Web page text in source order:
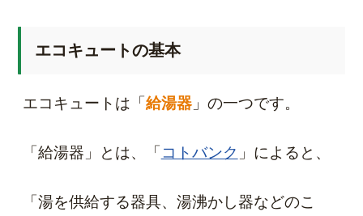
エコキュートの基本
エコキュートは「 給湯器」の一つです。
「給湯器」とは、「 コトバンク 」によると、
「湯を供給する器具、湯沸かし器などのこ